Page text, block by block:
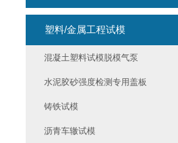
塑料/金属工程试模
混凝土塑料试模脱模气泵
水泥胶砂强度检测专用盖板
铸铁试模
沥青车辙试模